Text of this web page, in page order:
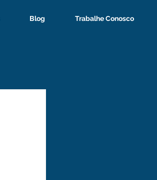
Blog Trabalhe Conosco